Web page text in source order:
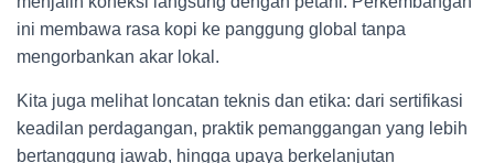
ini membawa rasa kopi ke panggung global tanpa
mengorbankan akar lokal.
Kita juga melihat loncatan teknis dan etika: dari sertifikasi
keadilan perdagangan, praktik pemanggangan yang lebih
bertanggung jawab, hingga upaya berkelanjutan